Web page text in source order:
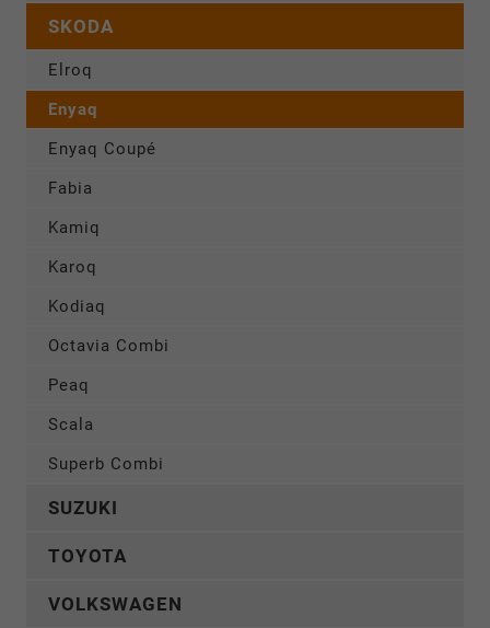
SKODA
Elroq
Enyaq
Enyaq Coupé
Fabia
Kamiq
Karoq
Kodiaq
Octavia Combi
Peaq
Scala
Superb Combi
SUZUKI
TOYOTA
VOLKSWAGEN